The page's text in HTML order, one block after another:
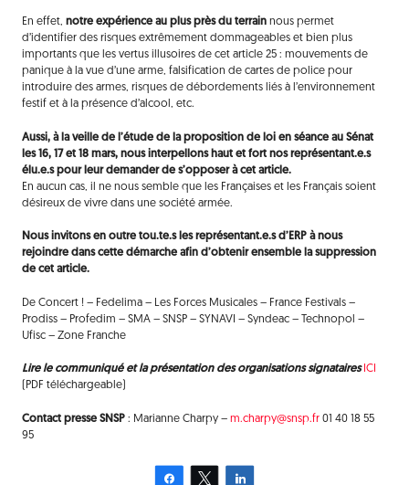
En effet, notre expérience au plus près du terrainnous permet
d’identifier des risques extrêmement dommageables et bien plus
importants que les vertus illusoires de cet article 25 : mouvements de
panique à la vue d’une arme, falsification de cartes de police pour
introduire des armes, risques de débordements liés à l’environnement
festif et à la présence d’alcool, etc.
Aussi, à la veille de l’étude de la proposition de loi en séance au Sénat
les 16, 17 et 18 mars, nous interpellons haut et fort nos représentant.e.s
élu.e.s pour leur demander de s’opposer à cet article.
En aucun cas, il ne nous semble que les Françaises et les Français soient
désireux de vivre dans une société armée.
Nous invitons en outre tou.te.s les représentant.e.s d’ERP à nous
rejoindre dans cette démarche afin d’obtenir ensemble la suppression
de cet article.
De Concert ! – Fedelima – Les Forces Musicales – France Festivals –
Prodiss – Profedim – SMA – SNSP – SYNAVI – Syndeac – Technopol –
Ufisc – Zone Franche
Lire le communiqué et la présentation des organisations signataires CI
(PDF téléchargeable)
Contact presse SNSP : Marianne Charpy – m.charpy@snsp.fr01 40 18 55
95
Partagez Tweetez